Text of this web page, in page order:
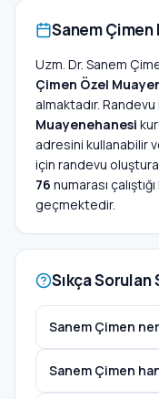
Sanem Çimen
Uzm. Dr. Sanem
Çimen Özel
almaktadır. Randevu
Muayenehanesi
adresini kullanabilir
için randevu
76 numarası
geçmektedir.
Sıkça Sorulan
Sanem Çimen
Sanem Çimen